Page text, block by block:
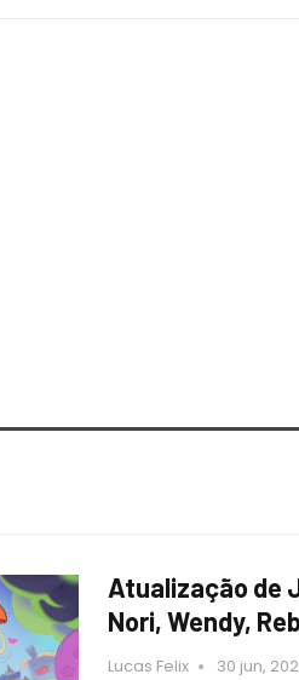
Atualização de
Nori, Wendy,
Lucas Felix 30 jun,